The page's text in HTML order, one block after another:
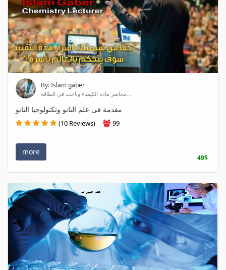
By: Islam gaber
محاضر مادة الكيمياء وباحث في الطاقة...
مقدمة فى علم النانو وتكنولوجيا النانو
(10 Reviews) 99
more
49$